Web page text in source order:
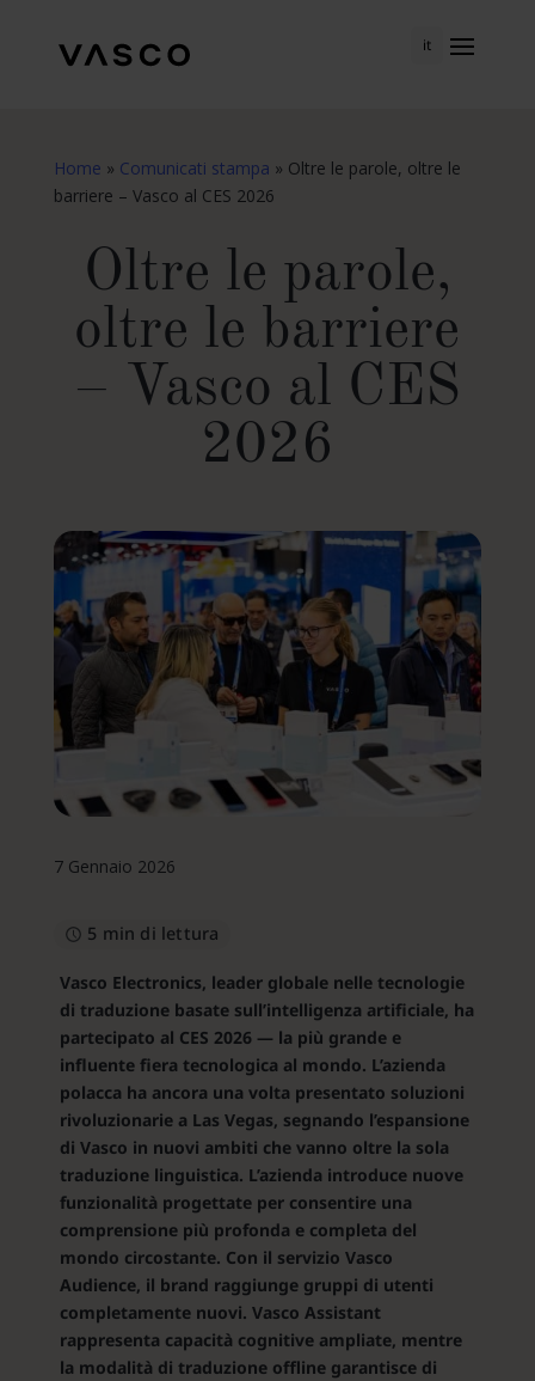
it
Home » Comunicati stampa » Oltre le parole, oltre le
barriere – Vasco al CES 2026
Oltre le parole,
oltre le barriere
– Vasco al CES
2026
7 Gennaio 2026
5 min di lettura
Vasco Electronics, leader globale nelle tecnologie
di traduzione basate sull’intelligenza artificiale, ha
partecipato al CES 2026 — la più grande e
influente fiera tecnologica al mondo. L’azienda
polacca ha ancora una volta presentato soluzioni
rivoluzionarie a Las Vegas, segnando l’espansione
di Vasco in nuovi ambiti che vanno oltre la sola
traduzione linguistica. L’azienda introduce nuove
funzionalità progettate per consentire una
comprensione più profonda e completa del
mondo circostante. Con il servizio Vasco
Audience, il brand raggiunge gruppi di utenti
completamente nuovi. Vasco Assistant
rappresenta capacità cognitive ampliate, mentre
la modalità di traduzione offline garantisce di